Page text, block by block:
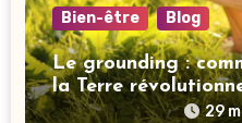
Bien-être Blog
Le grounding :
la Terre
mentale
29